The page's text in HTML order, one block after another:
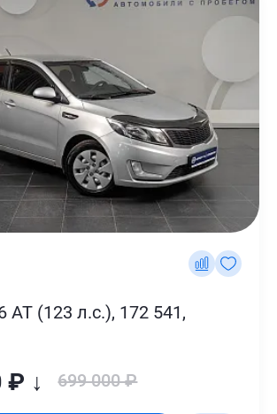
AT (123 л.с.), 172 541,
₽ ↓ 699 000 ₽